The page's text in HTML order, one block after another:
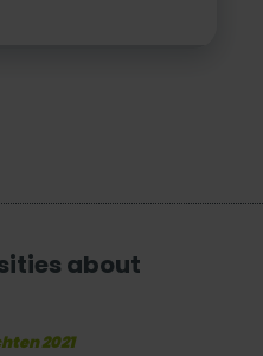
about
2021